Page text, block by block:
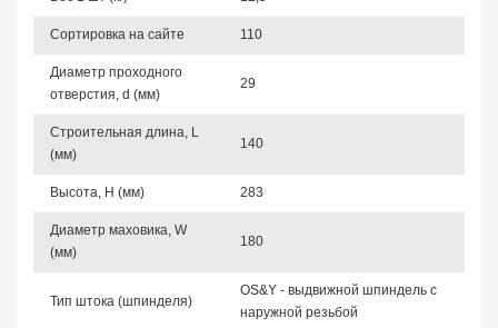
Сортировка на сайте 110
Диаметр проходного
отверстия, d (мм)
29
Строительная длина, L
(мм)
140
Высота, Н (мм) 283
Диаметр маховика, W
(мм)
180
Тип штока (шпинделя)
OS&Y - выдвижной шпиндель с
наружной резьбой